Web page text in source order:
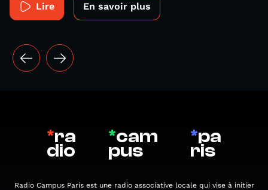
Lire En savoir plus
*ra
dio
*cam
pus
*pa
ris
Radio Campus Paris est une radio associative locale qui vise à initier